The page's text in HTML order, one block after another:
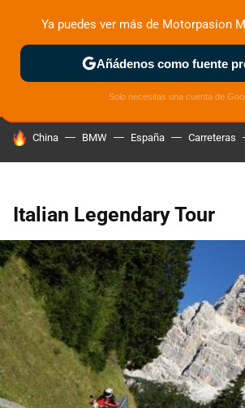
ZONA DE PRUEBAS DEPORTIVAS
HOY SE HABLA DE
China BMW España Carreteras
Italian Legendary Tour
Ya puedes ver más de Motorpasion
Añádenos como fuente
Solo necesitas una cuenta de